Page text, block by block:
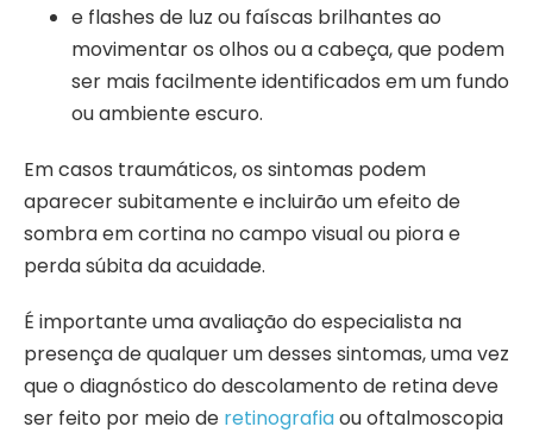
e flashes de luz ou faíscas brilhantes ao
movimentar os olhos ou a cabeça, que podem
ser mais facilmente identificados em um fundo
ou ambiente escuro.
Em casos traumáticos, os sintomas podem
aparecer subitamente e incluirão um efeito de
sombra em cortina no campo visual ou piora e
perda súbita da acuidade.
É importante uma avaliação do especialista na
presença de qualquer um desses sintomas, uma vez
que o diagnóstico do descolamento de retina deve
ser feito por meio de retinografiaou oftalmoscopia